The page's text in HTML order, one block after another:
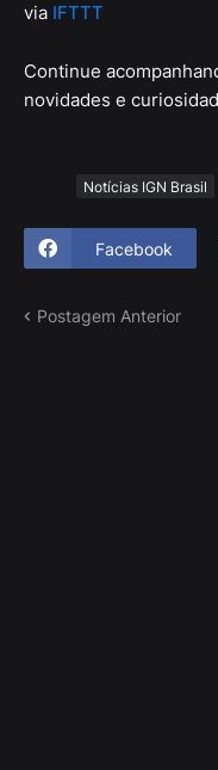
via IFTTT
Continue
novidades e
Notícias IGN Brasil
Facebook
Postagem Anterior